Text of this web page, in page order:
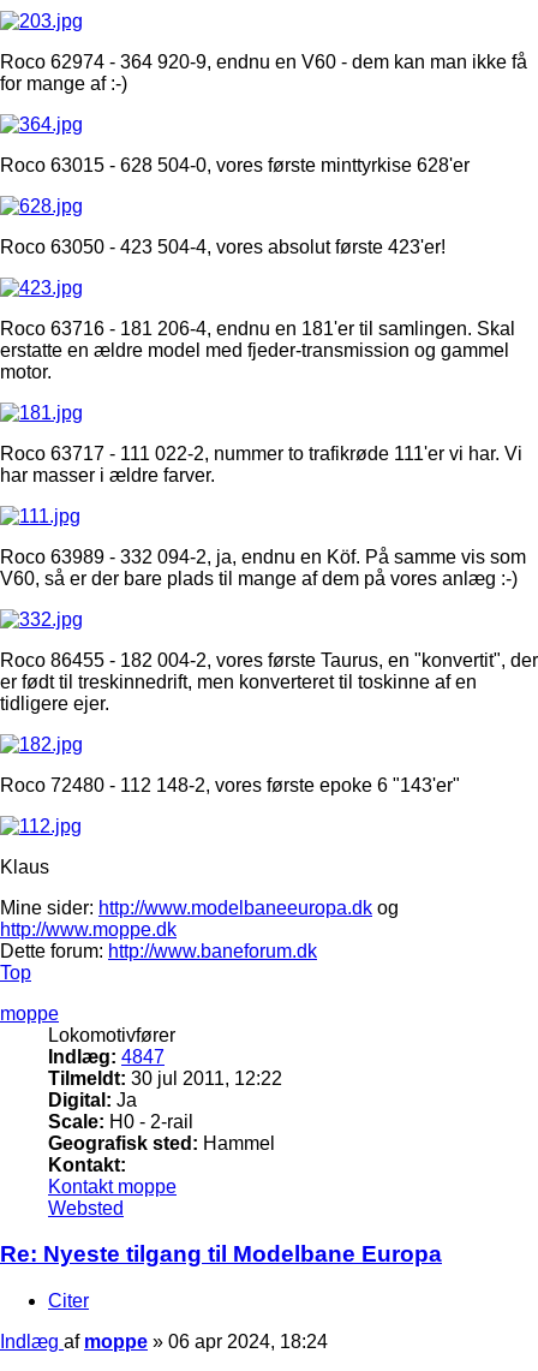
Roco 62974 - 364 920-9, endnu en V60 - dem kan man ikke få
for mange af :-)
Roco 63015 - 628 504-0, vores første minttyrkise 628'er
Roco 63050 - 423 504-4, vores absolut første 423'er!
Roco 63716 - 181 206-4, endnu en 181'er til samlingen. Skal
erstatte en ældre model med fjeder-transmission og gammel
motor.
Roco 63717 - 111 022-2, nummer to trafikrøde 111'er vi har. Vi
har masser i ældre farver.
Roco 63989 - 332 094-2, ja, endnu en Köf. På samme vis som
V60, så er der bare plads til mange af dem på vores anlæg :-)
Roco 86455 - 182 004-2, vores første Taurus, en "konvertit", der
er født til treskinnedrift, men konverteret til toskinne af en
tidligere ejer.
Roco 72480 - 112 148-2, vores første epoke 6 "143'er"
Klaus
Mine sider: http://www.modelbaneeuropa.dk og
http://www.moppe.dk
Dette forum: http://www.baneforum.dk
Top
moppe
Lokomotivfører
Indlæg: 4847
Tilmeldt: 30 jul 2011, 12:22
Digital: Ja
Scale: H0 - 2-rail
Geografisk sted: Hammel
Kontakt:
Kontakt moppe
Websted
Re: Nyeste tilgang til Modelbane Europa
Citer
Indlæg af moppe » 06 apr 2024, 18:24